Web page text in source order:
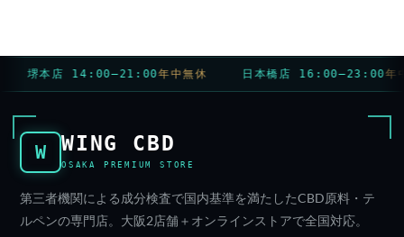
堺本店 14:00–21:00 年中無休 日本橋店 16:00–23:00 年中
W WING CBD
OSAKA PREMIUM STORE
第三者機関による成分検査で国内基準を満たしたCBD原料・テ
ルペンの専門店。大阪2店舗＋オンラインストアで全国対応。